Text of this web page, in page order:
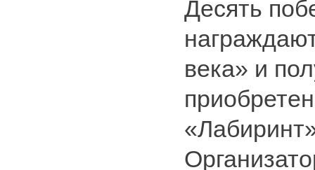
Десять
века» и